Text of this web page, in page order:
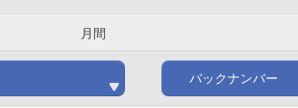
月間
バックナンバー